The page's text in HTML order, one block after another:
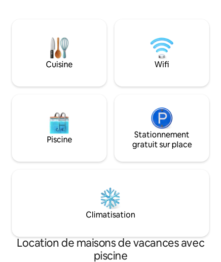
expérience magnifique. Tous les
voyageurs doivent envoyer une pièce
d'identité avant l'arrivée et la montrer à
la sécurité pour l'accès. Sans pièce
Cuisine Wifi
Piscine
Stationnement
gratuit sur place
Climatisation
Location de maisons de vacances avec
piscine